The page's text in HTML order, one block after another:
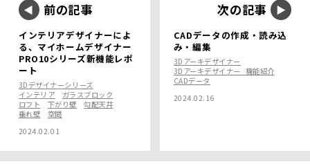
前の記事
インテリアデザイナーによ
る、マイホームデザイナー
PRO10シリーズ新機能レポ
ート
3Dデザイナーシリーズ
インテリア
ガラスブロック
ロフト
下がり壁
勾配天井
垂れ壁
空間
2024.02.01
次の記事
CADデータの作成・読み込
み・編集
3Dアーキデザイナー
3Dアーキデザイナー_機能紹介
CADデータ
2024.02.16